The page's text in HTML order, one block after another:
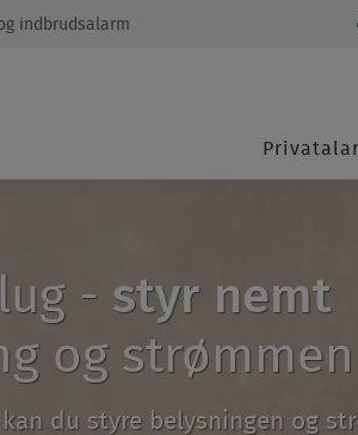
indbrudsalarm
navigation
- styr nemt
og strømmen
du styre belysningen og